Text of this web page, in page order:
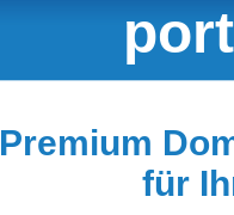
Premium
für